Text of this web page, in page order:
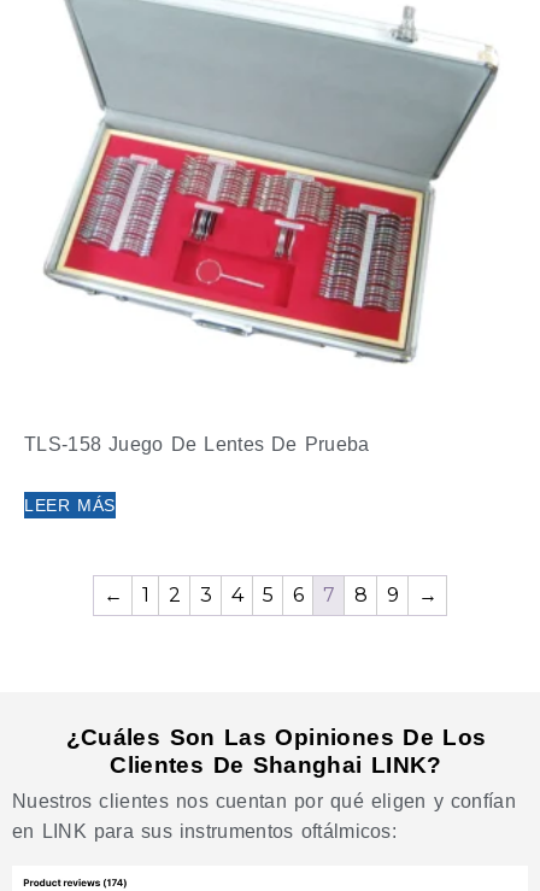
TLS-158 Juego De Lentes De Prueba
LEER MÁS
← 1 2 3 4 5 6 7 8 9 →
¿Cuáles Son Las Opiniones De Los
Clientes De Shanghai LINK?
Nuestros clientes nos cuentan por qué eligen y confían
en LINK para sus instrumentos oftálmicos: